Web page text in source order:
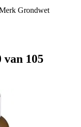
Grondwet
van 105